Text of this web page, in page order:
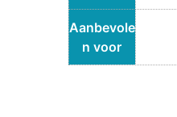
Aanbevole
n voor